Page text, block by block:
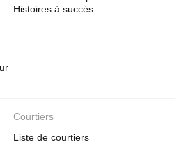
Histoires à succès
Courtiers
Liste de courtiers